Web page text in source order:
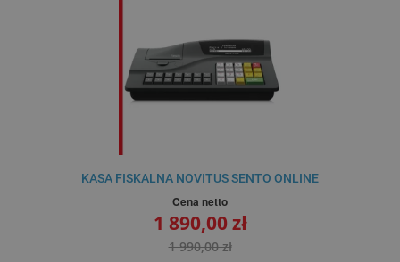
KASA FISKALNA NOVITUS SENTO ONLINE
Cena netto
1 890,00 zł
1 990,00 zł